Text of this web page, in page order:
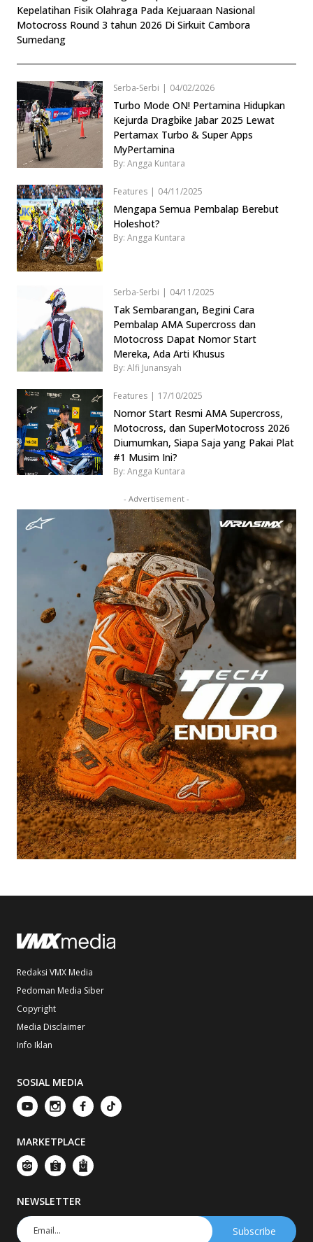
Kepelatihan Fisik Olahraga Pada Kejuaraan Nasional
Motocross Round 3 tahun 2026 Di Sirkuit Cambora
Sumedang
Serba-Serbi | 04/02/2026
Turbo Mode ON! Pertamina Hidupkan
Kejurda Dragbike Jabar 2025 Lewat
Pertamax Turbo & Super Apps
MyPertamina
By: Angga Kuntara
Features | 04/11/2025
Mengapa Semua Pembalap Berebut
Holeshot?
By: Angga Kuntara
Serba-Serbi | 04/11/2025
Tak Sembarangan, Begini Cara
Pembalap AMA Supercross dan
Motocross Dapat Nomor Start
Mereka, Ada Arti Khusus
By: Alfi Junansyah
Features | 17/10/2025
Nomor Start Resmi AMA Supercross,
Motocross, dan SuperMotocross 2026
Diumumkan, Siapa Saja yang Pakai Plat
#1 Musim Ini?
By: Angga Kuntara
- Advertisement -
Redaksi VMX Media
Pedoman Media Siber
Copyright
Media Disclaimer
Info Iklan
SOSIAL MEDIA
MARKETPLACE
NEWSLETTER